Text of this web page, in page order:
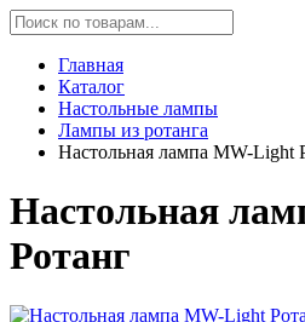
Главная
Каталог
Настольные лампы
Лампы из ротанга
Настольная лампа MW-Light
Настольная
Ротанг